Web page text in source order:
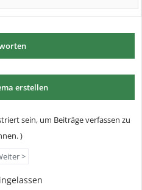
erstellen
sein, um Beiträge verfassen zu
)
>